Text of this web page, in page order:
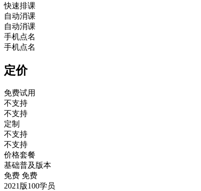
快速排课
自动消课
自动消课
手机点名
手机点名
定价
免费试用
不支持
不支持
定制
不支持
不支持
价格套餐
基础普及版本
免费 免费
2021版100学员